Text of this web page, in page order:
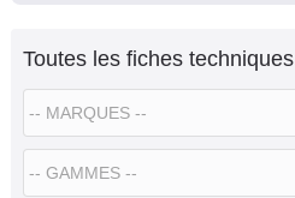
Toutes les fiches techniques